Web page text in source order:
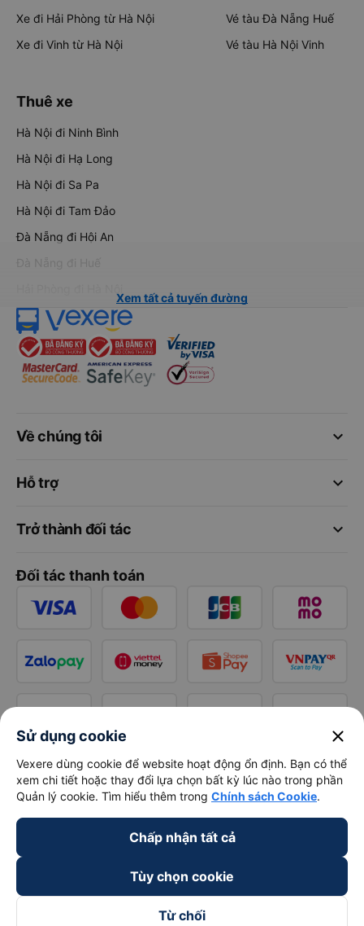
Xe đi Hải Phòng từ Hà Nội
Xe đi Vinh từ Hà Nội
Vé tàu Đà Nẵng Huế
Vé tàu Hà Nội Vinh
Thuê xe
Hà Nội đi Ninh Bình
Hà Nội đi Hạ Long
Hà Nội đi Sa Pa
Hà Nội đi Tam Đảo
Đà Nẵng đi Hội An
Đà Nẵng đi Huế
Xem tất cả tuyến đường
keyboard_arrow_down
Về chúng tôi
keyboard_arrow_down
Hỗ trợ
keyboard_arrow_down
Trở thành đối tác
Đối tác thanh toán
Sử dụng cookie close
Vexere dùng cookie để website hoạt động ổn định. Bạn có thể
xem chi tiết hoặc thay đổi lựa chọn bất kỳ lúc nào trong phần
Quản lý cookie. Tìm hiểu thêm trong Chính sách Cookie.
Chấp nhận tất cả
Tùy chọn cookie
Từ chối